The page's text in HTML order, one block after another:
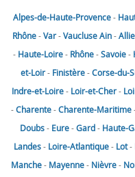
Alpes-de-Haute-Provence-
Rhône-Var-VaucluseAin-
- Haute-Loire- Rhône-Savoie-
et-Loir- Finistère-Corse-du-
Indre-et-Loire- Loir-et-Cher-
-Charente-Charente-Maritime
Doubs- Eure-Gard- Haute-
Landes- Loire-Atlantique- Lot-
Manche- Mayenne- Nièvre-